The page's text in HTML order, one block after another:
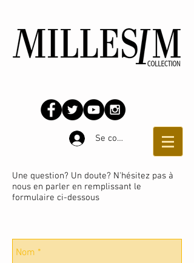
Se connecter
Une question? Un doute? N'hésitez pas à
nous en parler en remplissant le
formulaire ci-dessous